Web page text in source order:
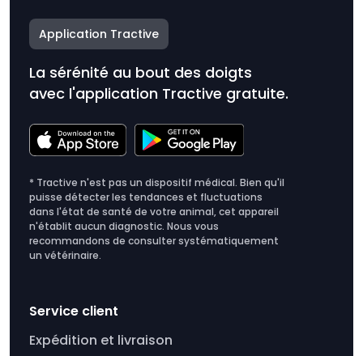
Application Tractive
La sérénité au bout des doigts
avec l'application Tractive gratuite.
* Tractive n'est pas un dispositif médical. Bien qu'il
puisse détecter les tendances et fluctuations
dans l'état de santé de votre animal, cet appareil
n'établit aucun diagnostic. Nous vous
recommandons de consulter systématiquement
un vétérinaire.
Service client
Expédition et livraison